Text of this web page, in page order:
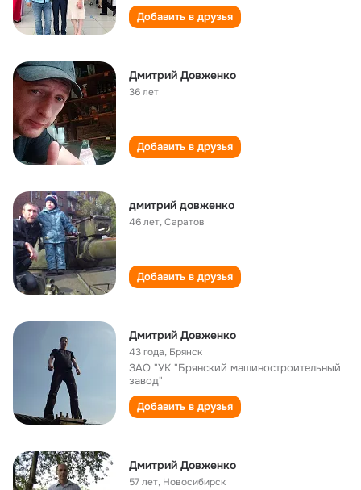
Добавить в друзья
Дмитрий Довженко
36 лет
Добавить в друзья
дмитрий довженко
46 лет,Саратов
Добавить в друзья
Дмитрий Довженко
43 года, Брянск
ЗАО "УК "Брянский машиностроительный
завод"
Добавить в друзья
Дмитрий Довженко
57 лет, Новосибирск